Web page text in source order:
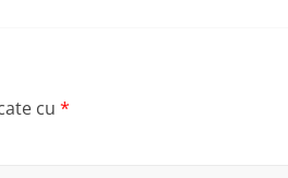
cu *